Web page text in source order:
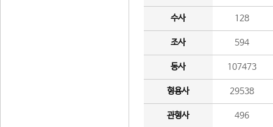
수사 128
조사 594
동사 107473
형용사 29538
관형사 496